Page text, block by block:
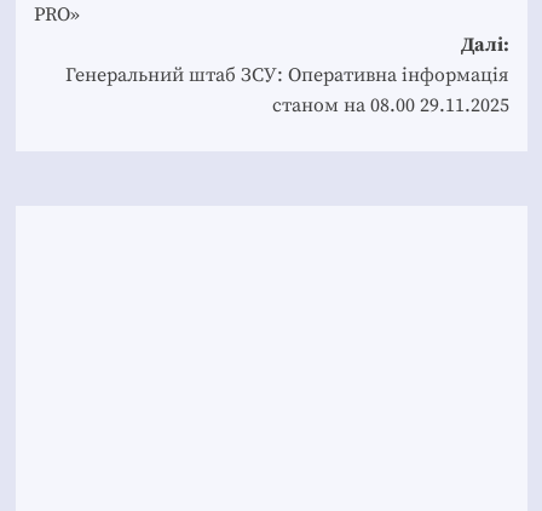
PRO»
Далі:
Генеральний штаб ЗСУ: Оперативна інформація
станом на 08.00 29.11.2025